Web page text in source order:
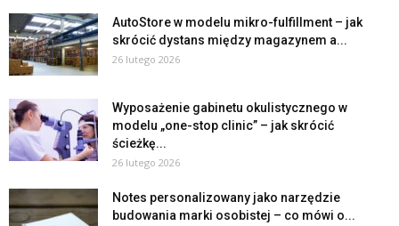
AutoStore w modelu mikro-fulfillment – jak
skrócić dystans między magazynem a...
26 lutego 2026
Wyposażenie gabinetu okulistycznego w
modelu „one-stop clinic” – jak skrócić
ścieżkę...
26 lutego 2026
Notes personalizowany jako narzędzie
budowania marki osobistej – co mówi o...